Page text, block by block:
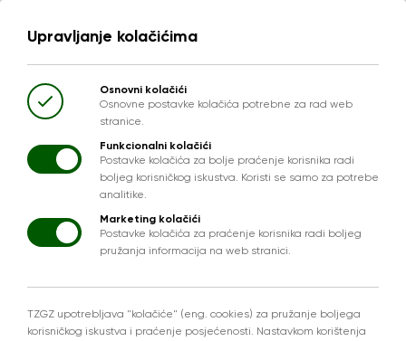
Upravljanje kolačićima
Osnovni kolačići
Osnovne postavke kolačića potrebne za rad web
stranice.
Funkcionalni kolačići
Postavke kolačića za bolje praćenje korisnika radi
boljeg korisničkog iskustva. Koristi se samo za potrebe
analitike.
Marketing kolačići
Postavke kolačića za praćenje korisnika radi boljeg
pružanja informacija na web stranici.
TZGZ upotrebljava "kolačiće" (eng. cookies) za pružanje boljega
korisničkog iskustva i praćenje posjećenosti. Nastavkom korištenja